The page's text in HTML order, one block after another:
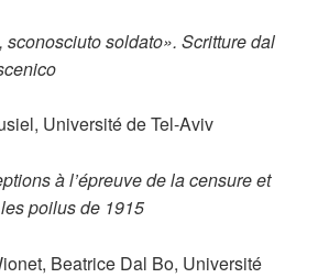
sconosciuto soldato». Scritture dal
Université de Tel-Aviv
à l’épreuve de la censure et
poilus de 1915
Beatrice Dal Bo, Université